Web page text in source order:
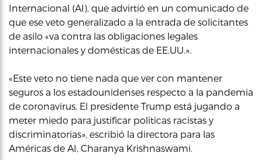
Internacional (AI), que advirtió en un comunicado de
que ese veto generalizado a la entrada de solicitantes
de asilo «va contra las obligaciones legales
internacionales y domésticas de EE.UU.».
«Este veto no tiene nada que ver con mantener
seguros a los estadounidenses respecto a la pandemia
de coronavirus. El presidente Trump está jugando a
meter miedo para justificar políticas racistas y
discriminatorias», escribió la directora para las
Américas de AI, Charanya Krishnaswami.